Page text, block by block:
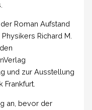
Roman Aufstand
Richard M.
und zur Ausstellung
an, bevor der